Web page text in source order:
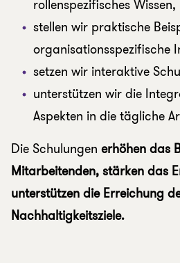
rollenspezifisches Wissen,
stellen wir praktische
organisationsspezifische
setzen wir interaktive
unterstützen wir die
Aspekten in die tägliche
Die Schulungen erhöhen das
Mitarbeitenden, stärken das
unterstützen die Erreichung
Nachhaltigkeitsziele.